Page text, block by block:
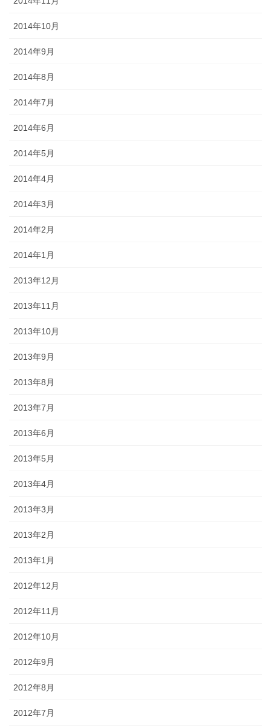
2014年10月
2014年9月
2014年8月
2014年7月
2014年6月
2014年5月
2014年4月
2014年3月
2014年2月
2014年1月
2013年12月
2013年11月
2013年10月
2013年9月
2013年8月
2013年7月
2013年6月
2013年5月
2013年4月
2013年3月
2013年2月
2013年1月
2012年12月
2012年11月
2012年10月
2012年9月
2012年8月
2012年7月